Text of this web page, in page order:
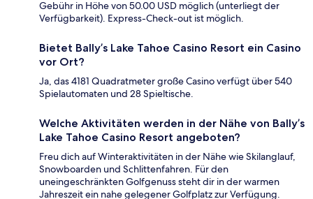
Gebühr in Höhe von 50.00 USD möglich (unterliegt der
Verfügbarkeit). Express-Check-out ist möglich.
Bietet Bally’s Lake Tahoe Casino Resort ein Casino
vor Ort?
Ja, das 4181 Quadratmeter große Casino verfügt über 540
Spielautomaten und 28 Spieltische.
Welche Aktivitäten werden in der Nähe von Bally’s
Lake Tahoe Casino Resort angeboten?
Freu dich auf Winteraktivitäten in der Nähe wie Skilanglauf,
Snowboarden und Schlittenfahren. Für den
uneingeschränkten Golfgenuss steht dir in der warmen
Jahreszeit ein nahe gelegener Golfplatz zur Verfügung.